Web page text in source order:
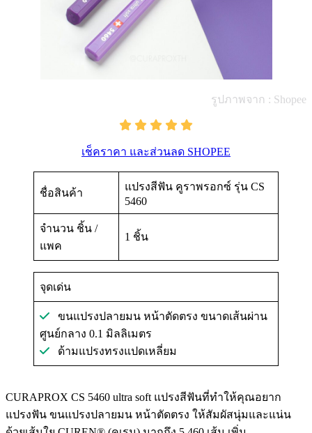
รูปภาพจาก : Shopee
เช็คราคา และส่วนลด SHOPEE
ชื่อสินค้า
แปรงสีฟัน คูราพรอกซ์ รุ่น CS
5460
จำนวน ชิ้น /
แพค
1 ชิ้น
จุดเด่น
ขนแปรงปลายมน หน้าตัดตรง ขนาดเส้นผ่าน
ศูนย์กลาง 0.1 มิลลิเมตร
ด้ามแปรงทรงแปดเหลี่ยม
CURAPROX CS 5460 ultra soft แปรงสีฟันที่ทำให้คุณอยาก
แปรงฟัน ขนแปรงปลายมน หน้าตัดตรง ให้สัมผัสนุ่มและแน่น